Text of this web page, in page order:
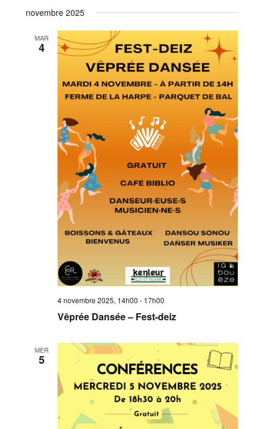
novembre 2025
MAR
4
4 novembre 2025, 14h00 - 17h00
Vêprée Dansée – Fest-deiz
MER
5